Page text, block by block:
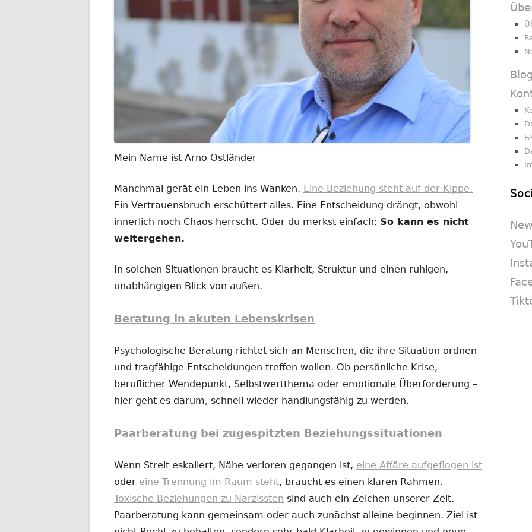
Mein Name ist Arno Ostländer
Manchmal gerät ein Leben ins Wanken. Eine Beziehung steht auf der Kippe.
Ein Vertrauensbruch erschüttert alles. Eine Entscheidung drängt, obwohl
innerlich noch Chaos herrscht. Oder du merkst einfach: So kann es nicht
weitergehen.
In solchen Situationen braucht es Klarheit, Struktur und einen ruhigen,
unabhängigen Blick von außen.
Beratung in akuten Lebenskrisen
Psychologische Beratung richtet sich an Menschen, die ihre Situation ordnen
und tragfähige Entscheidungen treffen wollen. Ob persönliche Krise,
beruflicher Wendepunkt, Selbstwertthema oder emotionale Überforderung –
hier geht es darum, schnell wieder handlungsfähig zu werden.
Paarberatung bei zugespitzten Beziehungssituationen
Wenn Streit eskaliert, Nähe verloren gegangen ist, eine Affäre aufgeflogen ist
oder eine Trennung im Raum steht, braucht es einen klaren Rahmen.
Toxische Beziehungen zu Narzissten sind auch ein Zeichen unserer Zeit.
Paarberatung kann gemeinsam oder auch zunächst alleine beginnen. Ziel ist
Blog